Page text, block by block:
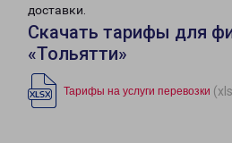
доставки.
Скачать тарифы для
«Тольятти»
Тарифы на услуги перевозки